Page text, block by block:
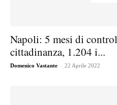
Napoli: 5 mesi di
cittadinanza, 1.204 i...
Domenico Vastante - 22 Aprile 2022